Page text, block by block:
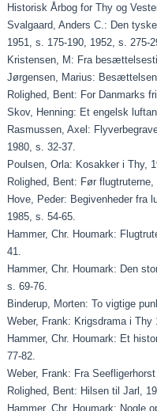
Historisk Årbog for Thy og
Svalgaard, Anders C.: Den
1951, s. 175-190, 1952, s. 275-
Kristensen, M: Fra
Jørgensen, Marius:
Rolighed, Bent: For Danmarks
Skov, Henning: Et engelsk
Rasmussen, Axel:
1980, s. 32-37.
Poulsen, Orla: Kosakker i Thy,
Rolighed, Bent: Før flugtruterne,
Hove, Peder: Begivenheder fra
1985, s. 54-65.
Hammer, Chr. Houmark:
41.
Hammer, Chr. Houmark: Den
s. 69-76.
Binderup, Morten: To vigtige
Weber, Frank: Krigsdrama i Thy
Hammer, Chr. Houmark: Et
77-82.
Weber, Frank: Fra
Rolighed, Bent: Hilsen til Jarl,
Hammer, Chr. Houmark: Nogle